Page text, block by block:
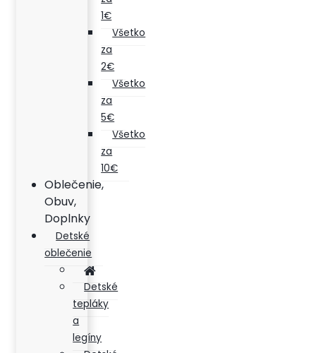
1€
Všetko
za
2€
Všetko
za
5€
Všetko
za
10€
Oblečenie,
Obuv,
Doplnky
Detské
oblečenie
Detské
tepláky
a
legíny